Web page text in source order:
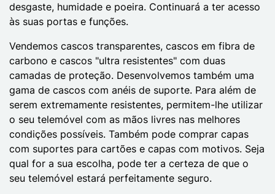
desgaste, humidade e poeira. Continuará a ter acesso
às suas portas e funções.
Vendemos cascos transparentes, cascos em fibra de
carbono e cascos "ultra resistentes" com duas
camadas de proteção. Desenvolvemos também uma
gama de cascos com anéis de suporte. Para além de
serem extremamente resistentes, permitem-lhe utilizar
o seu telemóvel com as mãos livres nas melhores
condições possíveis. Também pode comprar capas
com suportes para cartões e capas com motivos. Seja
qual for a sua escolha, pode ter a certeza de que o
seu telemóvel estará perfeitamente seguro.